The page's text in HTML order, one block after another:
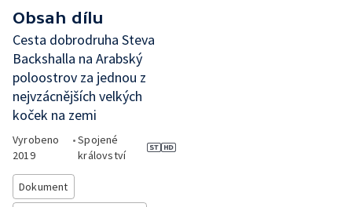
Obsah dílu
Cesta dobrodruha Steva
Backshalla na Arabský
poloostrov za jednou z
nejvzácnějších velkých
koček na zemi
Vyrobeno
2019
•Spojené
království
Dokument